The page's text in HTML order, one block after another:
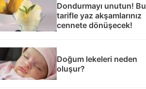
Dondurmayı unutun! Bu
tarifle yaz akşamlarınız
cennete dönüşecek!
Doğum lekeleri neden
oluşur?